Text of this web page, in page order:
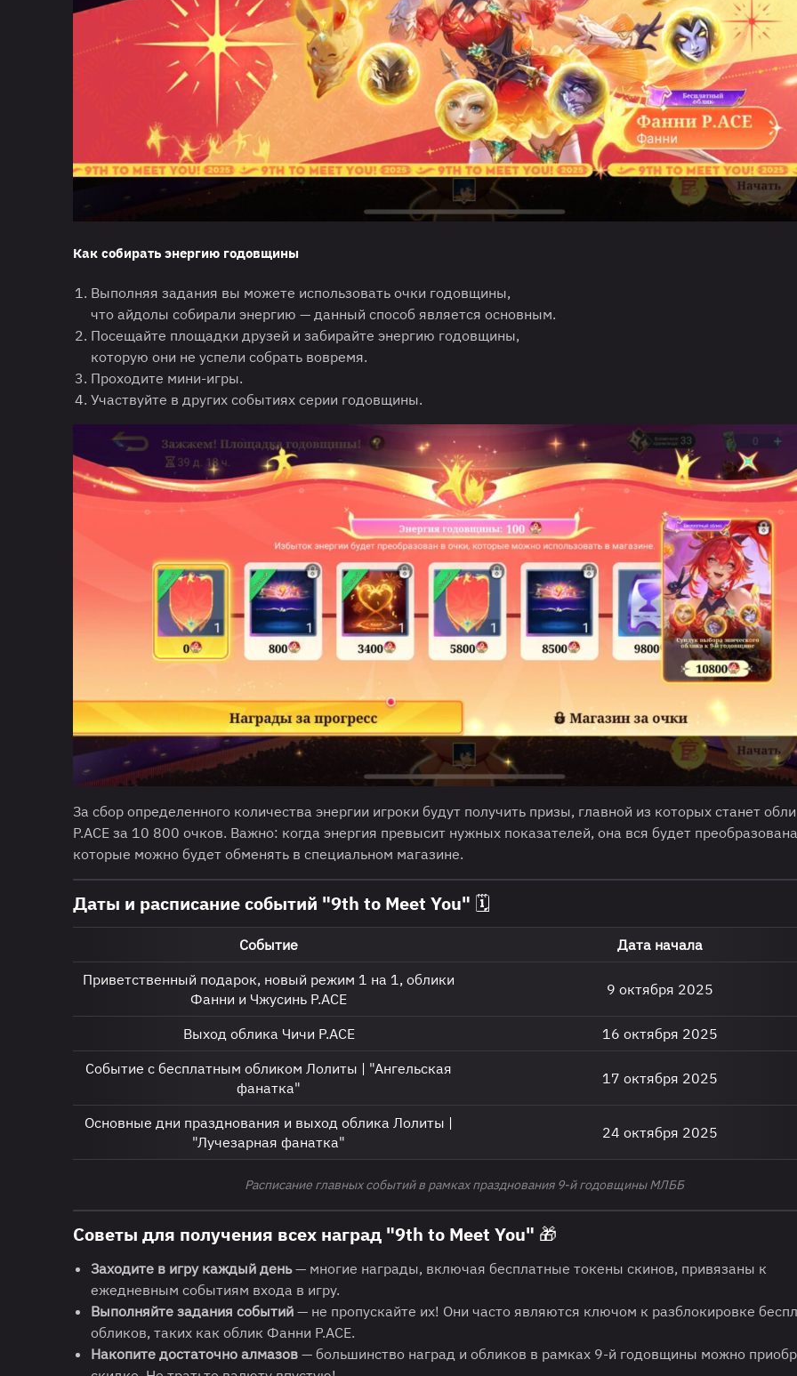
Как собирать энергию годовщины
Выполняя задания вы можете использовать очки годовщины,
что айдолы собирали энергию — данный способ является основным.
Посещайте площадки друзей и забирайте энергию годовщины,
которую они не успели собрать вовремя.
Проходите мини-игры.
Участвуйте в других событиях серии годовщины.
За сбор определенного количества энергии игроки будут получить призы, главной из которых станет
P.ACE за 10 800 очков. Важно: когда энергия превысит нужных показателей, она вся будет
которые можно будет обменять в специальном магазине.
Даты и расписание событий "9th to Meet You" 🗓️
Событие
Дата начала
Приветственный подарок, новый режим 1 на 1, облики
Фанни и Чжусинь P.ACE
9 октября 2025
Выход облика Чичи P.ACE
16 октября 2025
Событие с бесплатным обликом Лолиты | "Ангельская
фанатка"
17 октября 2025
Основные дни празднования и выход облика Лолиты |
"Лучезарная фанатка"
24 октября 2025
Расписание главных событий в рамках празднования 9-й годовщины МЛББ
Советы для получения всех наград "9th to Meet You" 🎁
Заходите в игру каждый день— многие награды, включая бесплатные токены скинов, привязаны к
ежедневным событиям входа в игру.
Выполняйте задания событий — не пропускайте их! Они часто являются ключом к разблокировке
обликов, таких как облик Фанни P.ACE.
Накопите достаточно алмазов — большинство наград и обликов в рамках 9-й годовщины можно